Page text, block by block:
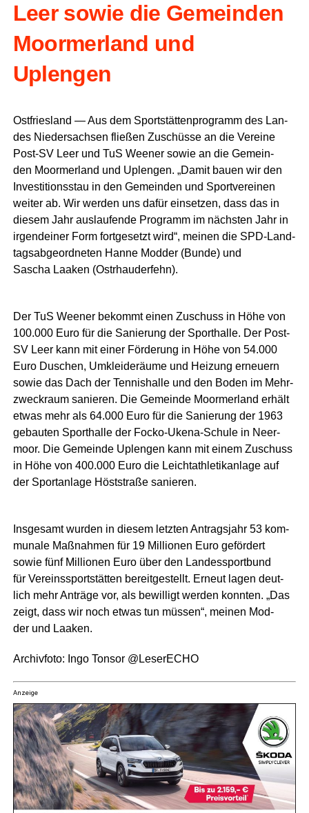
Leer sowie die Gemein­den
Moorm­er­land und
Uplengen
Ost­fries­land — Aus dem Sport­stät­ten­pro­gramm des Lan­
des Nie­der­sach­sen flie­ßen Zuschüs­se an die Ver­ei­ne
Post-SV Leer und TuS Wee­ner sowie an die Gemein­
den Moorm­er­land und Uple­n­gen. „Damit bau­en wir den
Inves­ti­ti­ons­stau in den Gemein­den und Sport­ver­ei­nen
wei­ter ab. Wir wer­den uns dafür ein­set­zen, dass das in
die­sem Jahr aus­lau­fen­de Pro­gramm im nächs­ten Jahr in
irgend­ei­ner Form fort­ge­setzt wird“, mei­nen die SPD-Land­
tags­ab­ge­ord­ne­ten Han­ne Mod­der (Bun­de) und
Sascha Laa­ken (Ost­rhau­der­fehn).
Der TuS Wee­ner bekommt einen Zuschuss in Höhe von
100.000 Euro für die Sanie­rung der Sport­hal­le. Der Post-
SV Leer kann mit einer För­de­rung in Höhe von 54.000
Euro Duschen, Umklei­de­räu­me und Hei­zung erneu­ern
sowie das Dach der Ten­nis­hal­le und den Boden im Mehr­
zweck­raum sanie­ren. Die Gemein­de Moorm­er­land erhält
etwas mehr als 64.000 Euro für die Sanie­rung der 1963
gebau­ten Sport­hal­le der Focko-Uke­na-Schu­le in Neer­
moor. Die Gemein­de Uple­n­gen kann mit einem Zuschuss
in Höhe von 400.000 Euro die Leicht­ath­le­tik­an­la­ge auf
der Sport­an­la­ge Höst­stra­ße sanieren.
Ins­ge­samt wur­den in die­sem letz­ten Antrags­jahr 53 kom­
mu­na­le Maß­nah­men für 19 Mil­lio­nen Euro geför­dert
sowie fünf Mil­lio­nen Euro über den Lan­des­sport­bund
für Ver­eins­sport­stät­ten bereit­ge­stellt. Erneut lagen deut­
lich mehr Anträ­ge vor, als bewil­ligt wer­den konn­ten. „Das
zeigt, dass wir noch etwas tun müs­sen“, mei­nen Mod­
der und Laaken.
Archiv­fo­to: Ingo Ton­sor @LeserECHO
Anzeige